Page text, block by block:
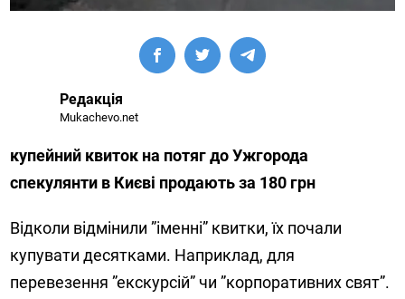
Редакція
Mukachevo.net
купейний квиток на потяг до Ужгорода
спекулянти в Києві продають за 180 грн
Відколи відмінили ”іменні” квитки, їх почали
купувати десятками. Наприклад, для
перевезення ”екскурсій” чи ”корпоративних свят”.